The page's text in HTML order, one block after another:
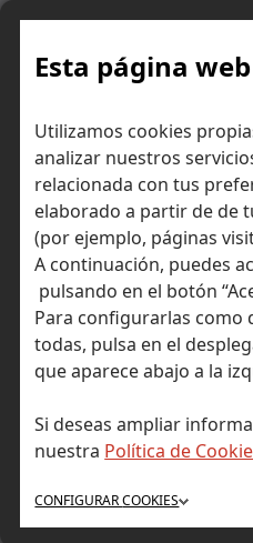
Esta página
Utilizamos cookies
analizar nuestros
relacionada con tus
elaborado a partir de de
(por ejemplo, páginas
A continuación, puedes
pulsando en el botón
Para configurarlas como
todas, pulsa en el
que aparece abajo a la
Si deseas ampliar
nuestra Política de
CONFIGURARCOOKIES
Skip
Inicio Información de los
Mid-year Outlook